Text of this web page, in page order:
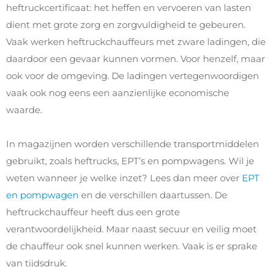
heftruckcertificaat: het heffen en vervoeren van lasten
dient met grote zorg en zorgvuldigheid te gebeuren.
Vaak werken heftruckchauffeurs met zware ladingen, die
daardoor een gevaar kunnen vormen. Voor henzelf, maar
ook voor de omgeving. De ladingen vertegenwoordigen
vaak ook nog eens een aanzienlijke economische
waarde.
In magazijnen worden verschillende transportmiddelen
gebruikt, zoals heftrucks, EPT’s en pompwagens. Wil je
weten wanneer je welke inzet? Lees dan meer over EPT
en pompwagen en de verschillen daartussen. De
heftruckchauffeur heeft dus een grote
verantwoordelijkheid. Maar naast secuur en veilig moet
de chauffeur ook snel kunnen werken. Vaak is er sprake
van tijdsdruk.